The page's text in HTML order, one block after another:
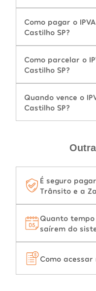
Como pagar o
Castilho SP?
Como parcelar o
Castilho SP?
Quando vence o
Castilho SP?
É seguro
Trânsito e a
Quanto
saírem do
Como